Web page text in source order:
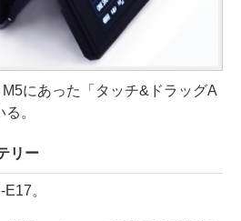
にあった「タッチ&ドラッグA
。
リー
。